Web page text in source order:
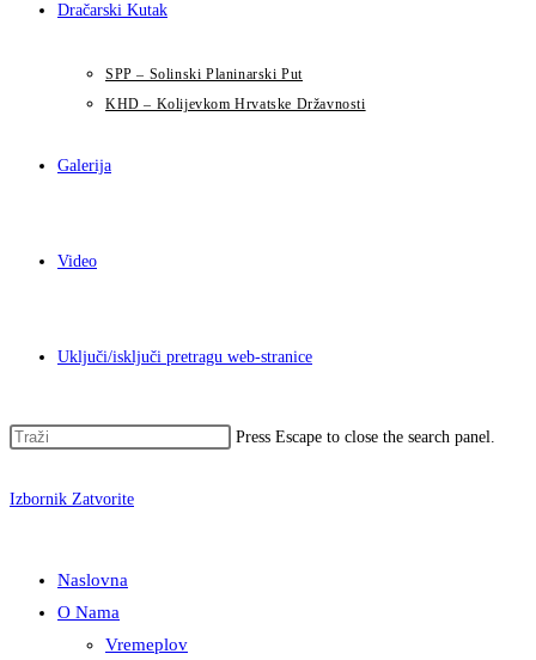
Dračarski Kutak
SPP – Solinski Planinarski Put
KHD – Kolijevkom Hrvatske Državnosti
Galerija
Video
Uključi/isključi pretragu web-stranice
Press Escape to close the search panel.
Izbornik Zatvorite
Naslovna
O Nama
Vremeplov